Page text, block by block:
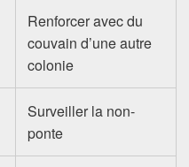
Renforcer avec du
couvain d’une autre
colonie
Surveiller la non-
ponte